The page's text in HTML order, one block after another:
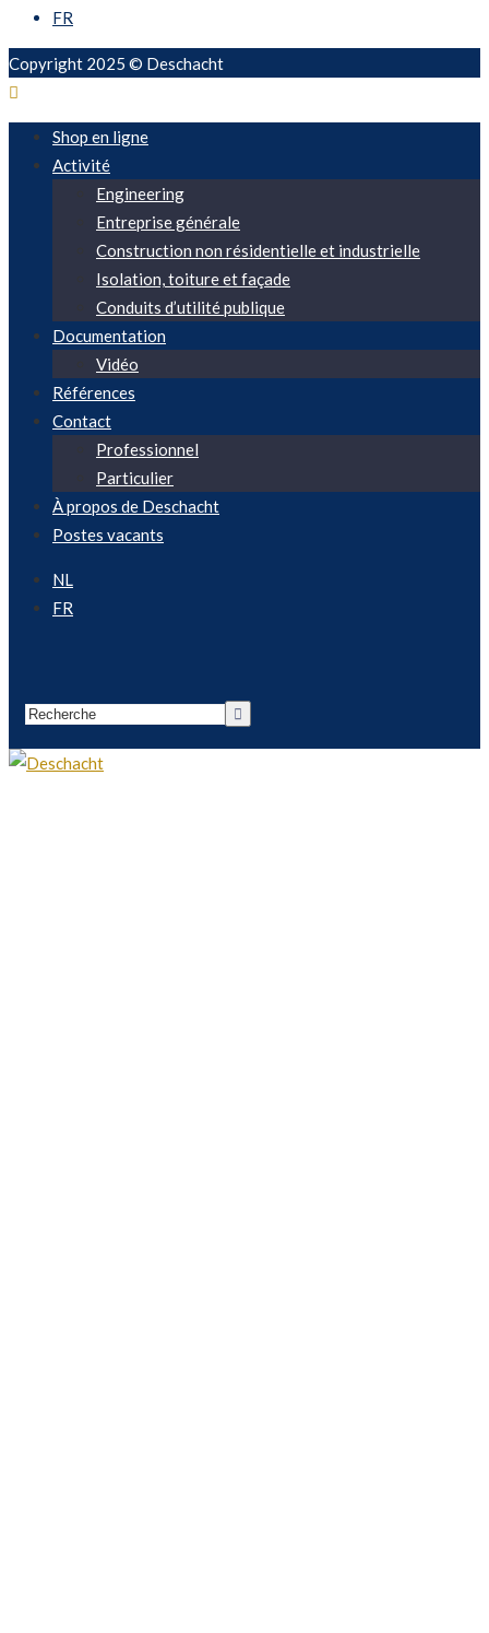
FR
Copyright 2025 © Deschacht
Shop en ligne
Activité
Engineering
Entreprise générale
Construction non résidentielle et industrielle
Isolation, toiture et façade
Conduits d’utilité publique
Documentation
Vidéo
Références
Contact
Professionnel
Particulier
À propos de Deschacht
Postes vacants
NL
FR